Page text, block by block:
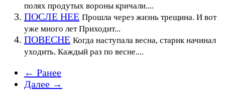
полях продутых вороны кричали....
ПОСЛЕ НЕЕ Прошла через жизнь трещина. И вот
уже много лет Приходит...
ПОВЕСНЕ Когда наступала весна, старик начинал
уходить. Каждый раз по весне....
← Ранее
Далее →